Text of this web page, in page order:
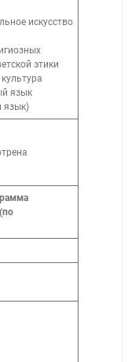
искусство
этики
язык
язык)